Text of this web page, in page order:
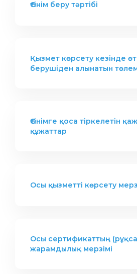
Өтінім беру тәртібі
Қызмет көрсету кезінде
берушіден алынатын
Өтінімге қоса тіркелетін
құжаттар
Осы қызметті көрсету
Осы сертификаттың
жарамдылық мерзімі